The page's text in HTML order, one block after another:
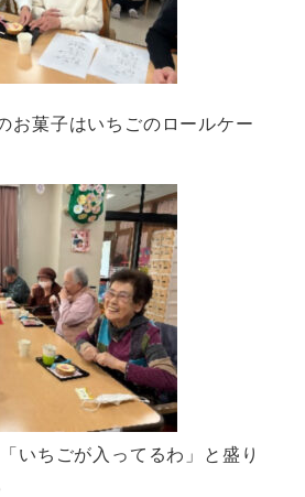
お菓子はいちごのロールケー
いちごが入ってるわ」と盛り